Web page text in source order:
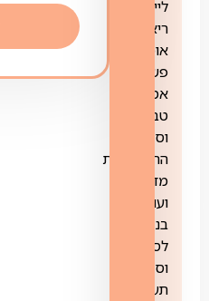
לייפסטייל,
ריאליטי,
אוכל,
פשע
אמיתי,
טבע
וסביבה,
הרפתקאות
מדע
ועוד,
בנוסף
לסדרות
וסרטי
תעודה.